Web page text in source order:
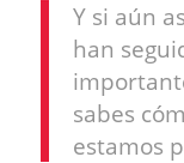
Y si aún
han
sabes
estamos